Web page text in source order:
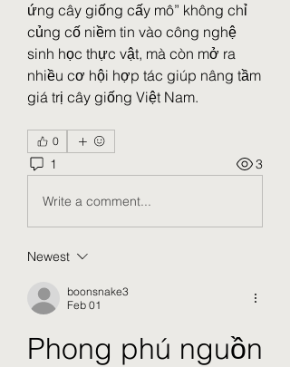
ứng cây giống cấy mô” không chỉ
củng cố niềm tin vào công nghệ
sinh học thực vật, mà còn mở ra
nhiều cơ hội hợp tác giúp nâng tầm
giá trị cây giống Việt Nam.
0
1 3
Write a comment...
Newest
boonsnake3
Feb 01
Phong phú nguồn